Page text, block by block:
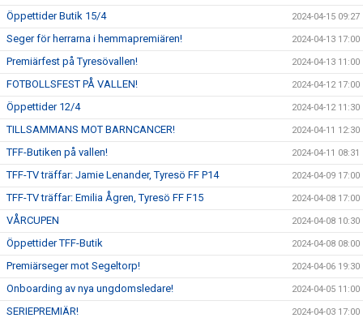
Öppettider Butik 15/4 2024-04-15 09:27
Seger för herrarna i hemmapremiären! 2024-04-13 17:00
Premiärfest på Tyresövallen! 2024-04-13 11:00
FOTBOLLSFEST PÅ VALLEN! 2024-04-12 17:00
Öppettider 12/4 2024-04-12 11:30
TILLSAMMANS MOT BARNCANCER! 2024-04-11 12:30
TFF-Butiken på vallen! 2024-04-11 08:31
TFF-TV träffar: Jamie Lenander, Tyresö FF P14 2024-04-09 17:00
TFF-TV träffar: Emilia Ågren, Tyresö FF F15 2024-04-08 17:00
VÅRCUPEN 2024-04-08 10:30
Öppettider TFF-Butik 2024-04-08 08:00
Premiärseger mot Segeltorp! 2024-04-06 19:30
Onboarding av nya ungdomsledare! 2024-04-05 11:00
SERIEPREMIÄR! 2024-04-03 17:00